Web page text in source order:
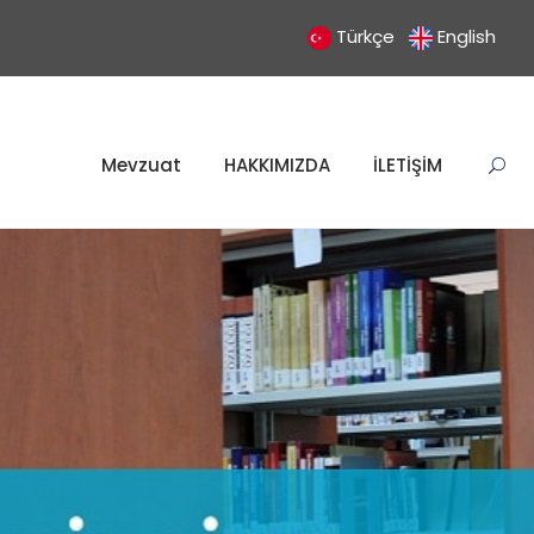
Türkçe English
Mevzuat HAKKIMIZDA İLETİŞİM